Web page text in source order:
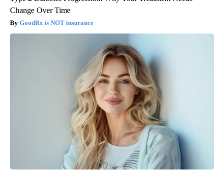
Change Over Time
GoodRx is NOT insurance